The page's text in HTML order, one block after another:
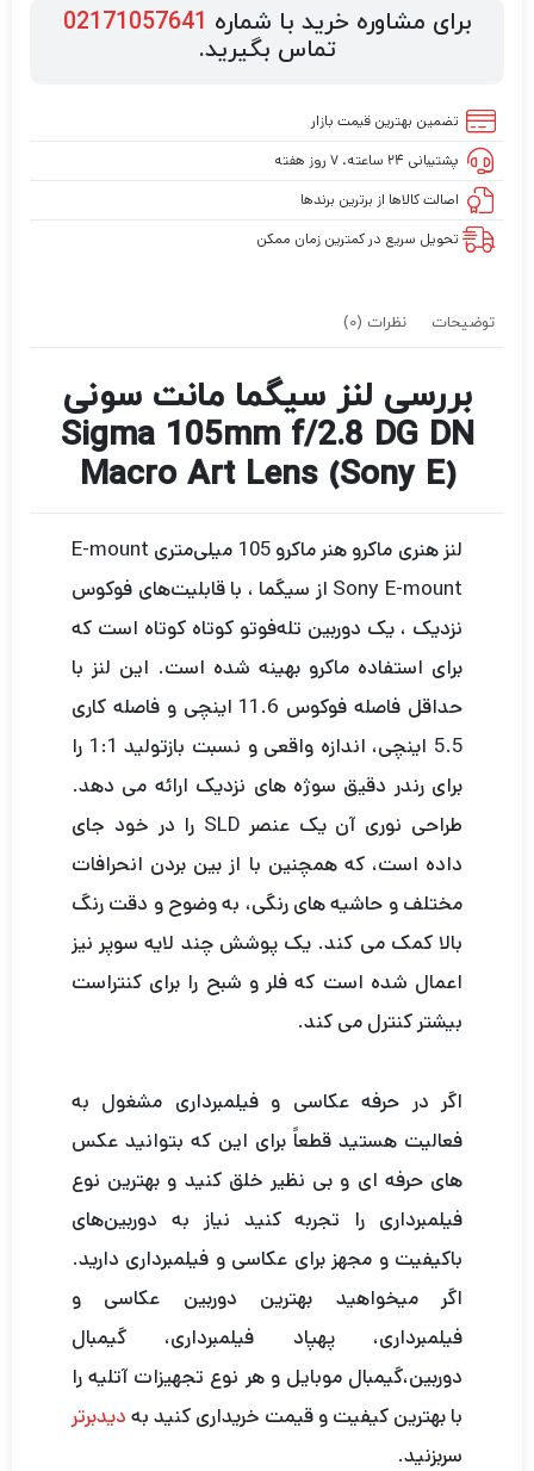
برای مشاوره خرید با شماره 02171057641
تماس بگیرید.
تضمین بهترین قیمت بازار
پشتیبانی ۲۴ ساعته، ۷ روز هفته
اصالت کالاها از برترین برندها
تحویل سریع در کمترین زمان ممکن
توضیحات نظرات (0)
بررسی لنز سیگما مانت سونی
Sigma 105mm f/2.8 DG DN
Macro Art Lens (Sony E)
لنز هنری ماکرو هنر ماکرو 105 میلی‌متری E-mount
Sony E-mount از سیگما ، با قابلیت‌های فوکوس
نزدیک ، یک دوربین تله‌فوتو کوتاه کوتاه است که
برای استفاده ماکرو بهینه شده است. این لنز با
حداقل فاصله فوکوس 11.6 اینچی و فاصله کاری
5.5 اینچی، اندازه واقعی و نسبت بازتولید 1:1 را
برای رندر دقیق سوژه های نزدیک ارائه می دهد.
طراحی نوری آن یک عنصر SLD را در خود جای
داده است، که همچنین با از بین بردن انحرافات
مختلف و حاشیه های رنگی، به وضوح و دقت رنگ
بالا کمک می کند. یک پوشش چند لایه سوپر نیز
اعمال شده است که فلر و شبح را برای کنتراست
بیشتر کنترل می کند.
اگر در حرفه عکاسی و فیلمبرداری مشغول به
فعالیت هستید قطعاً برای این که بتوانید عکس
های حرفه ای و بی نظیر خلق کنید و بهترین نوع
فیلمبرداری را تجربه کنید نیاز به دوربین‌های
باکیفیت و مجهز برای عکاسی و فیلمبرداری دارید.
اگر میخواهید بهترین دوربین عکاسی و
فیلمبرداری، پهپاد فیلمبرداری، گیمبال
دوربین،گیمبال موبایل و هر نوع تجهیزات آتلیه را
با بهترین کیفیت و قیمت خریداری کنید به دیدبرتر
سربزنید.